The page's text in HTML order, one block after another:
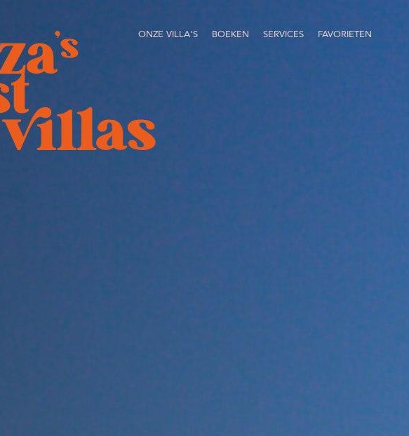
ONZE VILLA'S BOEKEN SERVICES FAVORIETEN